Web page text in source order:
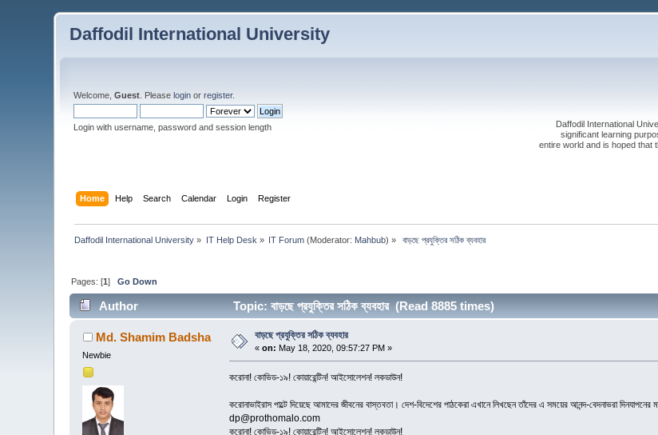
Daffodil International University
Welcome,Guest . Pleaselogin orregister.
Login with username, password and session length
Daffodil International
significant learning
entire world and is hoped that
Home Help Search Calendar Login Register
Daffodil International University » IT Help Desk » IT Forum (Moderator: Mahbub) » বাড়ছে প্রযুক্তির সঠিক ব্যবহার
Pages: [1]Go Down
Author Topic: বাড়ছে প্রযুক্তির সঠিক ব্যবহার (Read 8885 times)
Md. Shamim Badsha
Newbie
বাড়ছে প্রযুক্তির সঠিক ব্যবহার
«on: May 18, 2020, 09:57:27 PM »
করোনা! কোভিড-১৯! কোয়ারেন্টিন! আইসোলেশন! লকডাউন!
করোনাভাইরাস পাল্টে দিয়েছে আমাদের জীবনের বাস্তবতা। দেশ-বিদেশের পাঠকেরা এখানে লিখছেন তাঁদের এ সময়ের আনন্দ-বেদনাভরা
dp@prothomalo.com
করোনা! কোভিড-১৯! কোয়ারেন্টিন! আইসোলেশন! লকডাউন!